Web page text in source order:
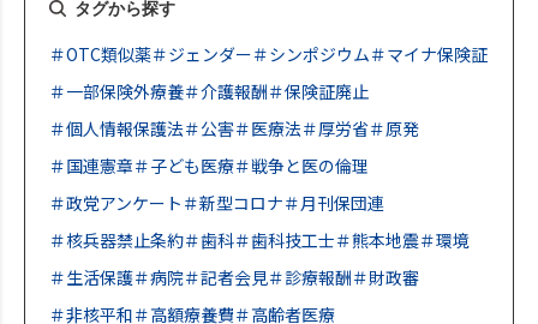
タグから探す
＃OTC類似薬＃ジェンダー＃シンポジウム＃マイナ保険証
＃一部保険外療養＃介護報酬＃保険証廃止
＃個人情報保護法＃公害＃医療法＃厚労省＃原発
＃国連憲章＃子ども医療＃戦争と医の倫理
＃政党アンケート ＃新型コロナ＃月刊保団連
＃核兵器禁止条約＃歯科＃歯科技工士＃熊本地震＃環境
＃生活保護＃病院＃記者会見＃診療報酬＃財政審
＃非核平和＃高額療養費＃高齢者医療